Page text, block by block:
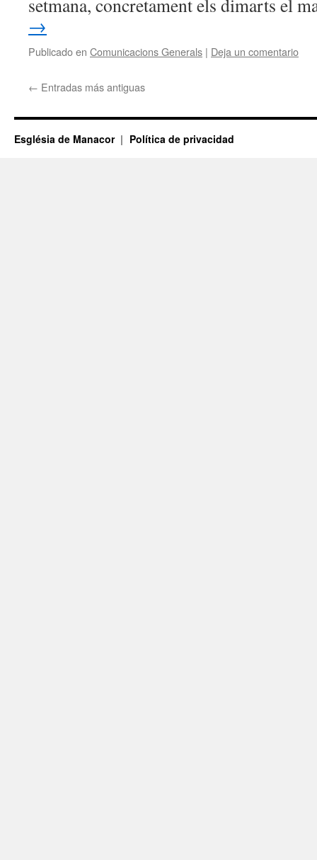
setmana, concretament els dimarts el
→
Publicado en Comunicacions Generals | Deja un comentario
← Entradas más antiguas
Església de Manacor Política de privacidad